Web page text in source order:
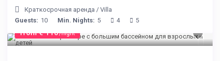
Краткосрочная аренда /Villa
Guests: 10 Min. Nights: 5 4 5
from € 110/night